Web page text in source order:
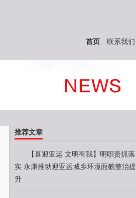
首页 联系我们
推荐文章
【喜迎亚运 文明有我】明职责抓落
实 永康推动迎亚运城乡环境面貌整治提
升